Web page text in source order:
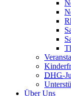
DHG-
Über Uns